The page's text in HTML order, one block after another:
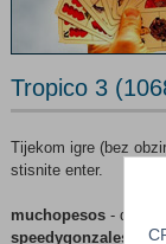
Tropico 3
Tijekom igre (bez
stisnite enter.
muchopesos -
speedygonzales
-